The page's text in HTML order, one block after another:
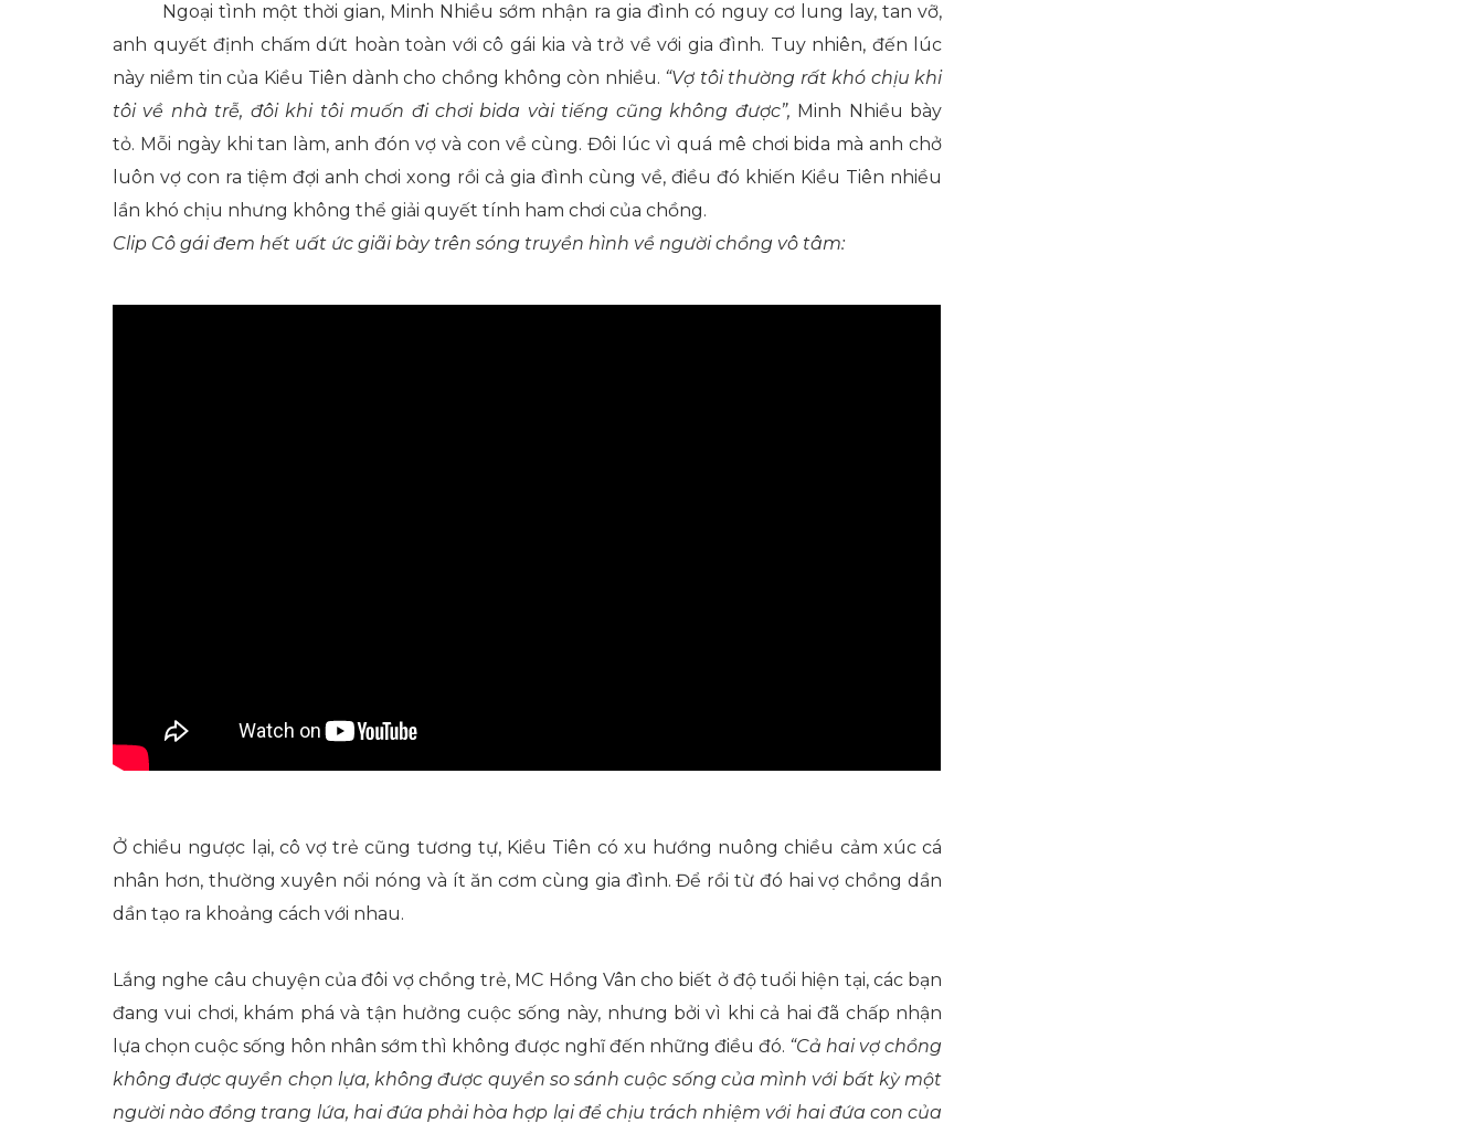
Ngoại tình một thời gian, Minh Nhiều sớm nhận ra gia đình có nguy cơ lung lay, tan vỡ,
anh quyết định chấm dứt hoàn toàn với cô gái kia và trở về với gia đình. Tuy nhiên, đến lúc
này niềm tin của Kiều Tiên dành cho chồng không còn nhiều. “Vợ tôi thường rất khó chịu khi
tôi về nhà trễ, đôi khi tôi muốn đi chơi bida vài tiếng cũng không được”, Minh Nhiều bày
tỏ. Mỗi ngày khi tan làm, anh đón vợ và con về cùng. Đôi lúc vì quá mê chơi bida mà anh chở
luôn vợ con ra tiệm đợi anh chơi xong rồi cả gia đình cùng về, điều đó khiến Kiều Tiên nhiều
lần khó chịu nhưng không thể giải quyết tính ham chơi của chồng.
Clip Cô gái đem hết uất ức giãi bày trên sóng truyền hình về người chồng vô tâm:
Ở chiều ngược lại, cô vợ trẻ cũng tương tự, Kiều Tiên có xu hướng nuông chiều cảm xúc cá
nhân hơn, thường xuyên nổi nóng và ít ăn cơm cùng gia đình. Để rồi từ đó hai vợ chồng dần
dần tạo ra khoảng cách với nhau.
Lắng nghe câu chuyện của đôi vợ chồng trẻ, MC Hồng Vân cho biết ở độ tuổi hiện tại, các bạn
đang vui chơi, khám phá và tận hưởng cuộc sống này, nhưng bởi vì khi cả hai đã chấp nhận
lựa chọn cuộc sống hôn nhân sớm thì không được nghĩ đến những điều đó. “Cả hai vợ chồng
không được quyền chọn lựa, không được quyền so sánh cuộc sống của mình với bất kỳ một
người nào đồng trang lứa, hai đứa phải hòa hợp lại để chịu trách nhiệm với hai đứa con của